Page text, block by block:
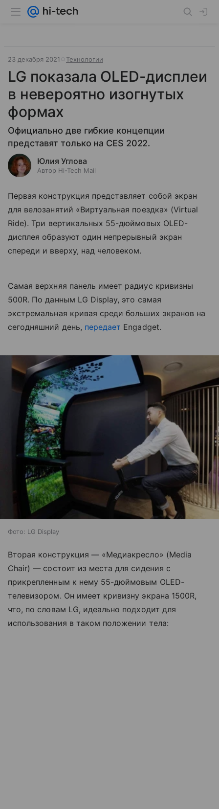
23 декабря 2021 Технологии
LG показала OLED-дисплеи
в невероятно изогнутых
формах
Официально две гибкие концепции
представят только на CES 2022.
Юлия Углова
Автор Hi-Tech Mail
Первая конструкция представляет собой экран
для велозанятий «Виртуальная поездка» (Virtual
Ride). Три вертикальных 55-дюймовых OLED-
дисплея образуют один непрерывный экран
спереди и вверху, над человеком.
Самая верхняя панель имеет радиус кривизны
500R. По данным LG Display, это самая
экстремальная кривая среди больших экранов на
сегодняшний день, передает Engadget.
Фото: LG Display
Вторая конструкция — «Медиакресло» (Media
Chair) — состоит из места для сидения с
прикрепленным к нему 55-дюймовым OLED-
телевизором. Он имеет кривизну экрана 1500R,
что, по словам LG, идеально подходит для
использования в таком положении тела: